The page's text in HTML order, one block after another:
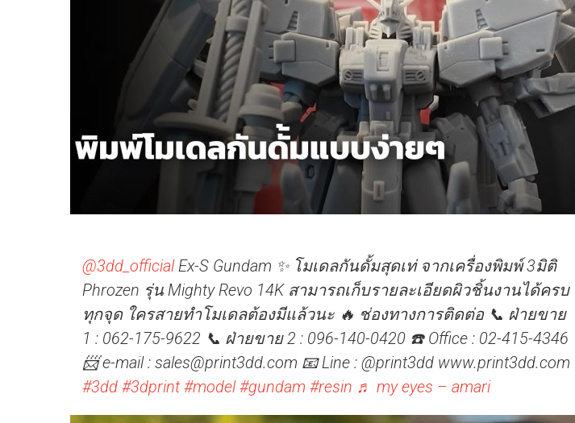
@3dd_officialEx-S Gundam ✨ โมเดลกันดั้มสุดเท่ จากเครื่องพิมพ์ 3มิติ
Phrozen รุ่น Mighty Revo 14K สามารถเก็บรายละเอียดผิวชิ้นงานได้ครบ
ทุกจุด ใครสายทำโมเดลต้องมีแล้วนะ 🔥 ช่องทางการติดต่อ 📞 ฝ่ายขาย
1 : 062-175-9622 📞 ฝ่ายขาย 2 : 096-140-0420 ☎️ Office : 02-415-4346
📨 e-mail : sales@print3dd.com 📧 Line : @print3dd www.print3dd.com
#3dd #3dprint #model #gundam #resin ♬ my eyes – amari